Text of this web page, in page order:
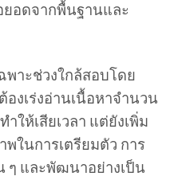
ยอดจากพื้นฐานและ
พาะช่วงใกล้สอบโดย
งเร่งอ่านเนื้อหาจำนวน
ำให้เสียเวลา แต่ยังเพิ่ม
ในการเตรียมตัว การ
ๆ และพัฒนาอย่างเป็น